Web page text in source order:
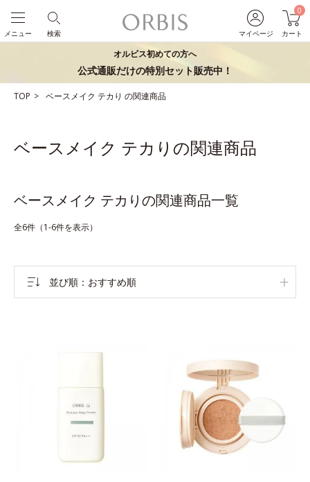
マイページ
0
カート
検索
メニュー
オルビス初めての方へ
公式通販だけの特別セット販売中！
TOP ベースメイク テカり の関連商品
ベースメイク テカりの関連商品
ベースメイク テカりの関連商品一覧
全6件（1-6件を表示）
並び順 おすすめ順